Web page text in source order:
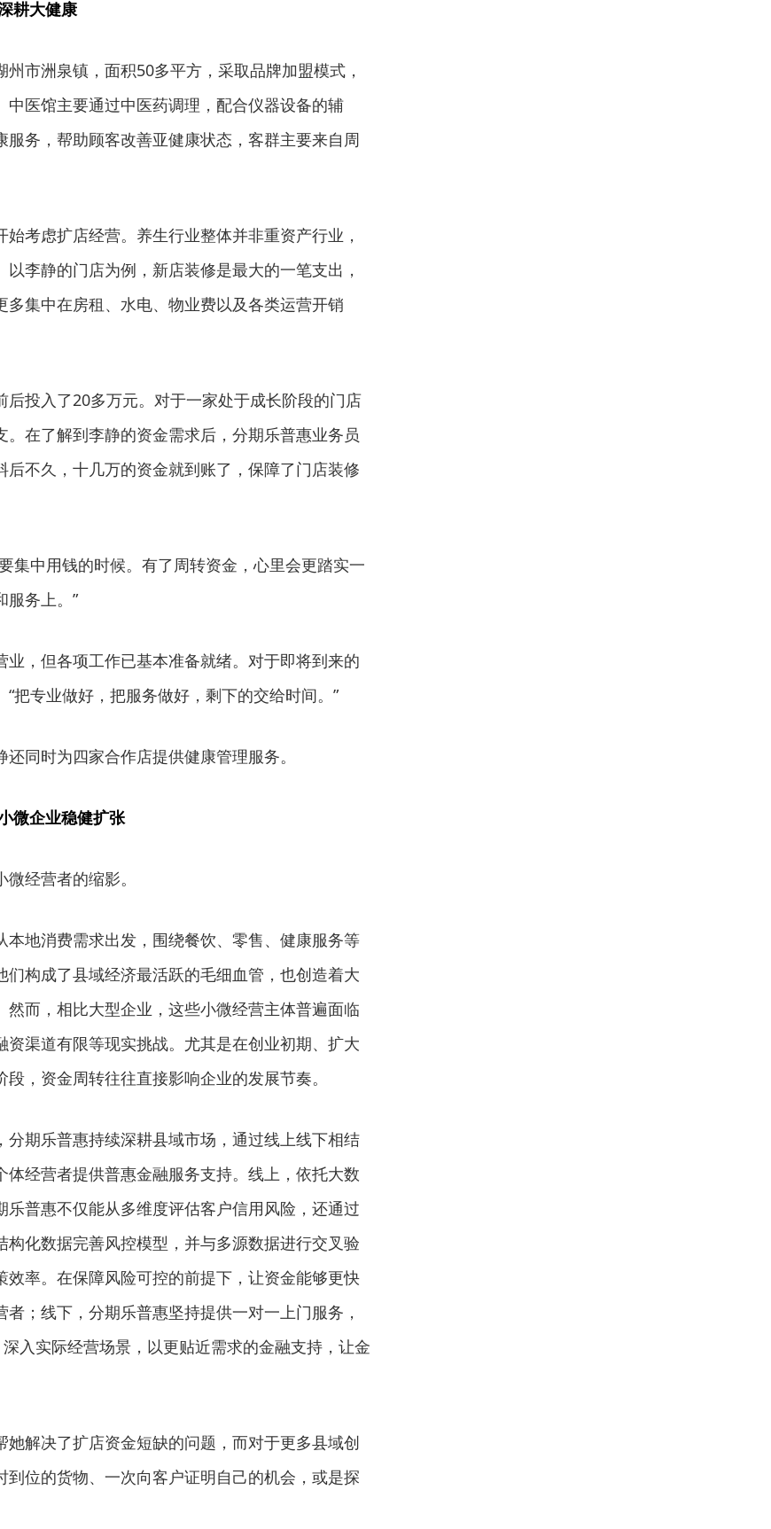
耕大健康
市洲泉镇，面积50多平方，采取品牌加盟模式，
中医馆主要通过中医药调理，配合仪器设备的辅
务，帮助顾客改善亚健康状态，客群主要来自周
考虑扩店经营。养生行业整体并非重资产行业，
李静的门店为例，新店装修是最大的一笔支出，
集中在房租、水电、物业费以及各类运营开销
后投入了20多万元。对于一家处于成长阶段的门店
在了解到李静的资金需求后，分期乐普惠业务员
后不久，十几万的资金就到账了，保障了门店装修
集中用钱的时候。有了周转资金，心里会更踏实一
服务上。”
业，但各项工作已基本准备就绪。对于即将到来的
把专业做好，把服务做好，剩下的交给时间。”
同时为四家合作店提供健康管理服务。
微企业稳健扩张
经营者的缩影。
本地消费需求出发，围绕餐饮、零售、健康服务等
构成了县域经济最活跃的毛细血管，也创造着大
而，相比大型企业，这些小微经营主体普遍面临
资渠道有限等现实挑战。尤其是在创业初期、扩大
，资金周转往往直接影响企业的发展节奏。
分期乐普惠持续深耕县域市场，通过线上线下相结
经营者提供普惠金融服务支持。线上，依托大数
普惠不仅能从多维度评估客户信用风险，还通过
构化数据完善风控模型，并与多源数据进行交叉验
率。在保障风险可控的前提下，让资金能够更快
；线下，分期乐普惠坚持提供一对一上门服务，
入实际经营场景，以更贴近需求的金融支持，让金
她解决了扩店资金短缺的问题，而对于更多县域创
到位的货物、一次向客户证明自己的机会，或是探